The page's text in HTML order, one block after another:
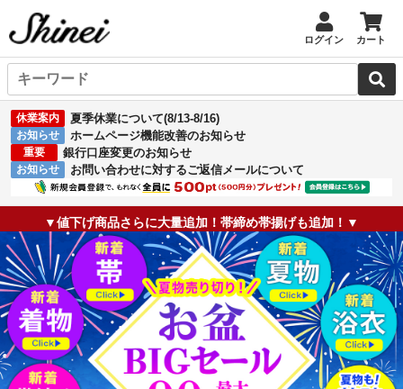
ログイン カート
休業案内 夏季休業について(8/13-8/16)
お知らせ ホームページ機能改善のお知らせ
重要 銀行口座変更のお知らせ
お知らせ お問い合わせに対するご返信メールについて
▼値下げ商品さらに大量追加！帯締め帯揚げも追加！▼